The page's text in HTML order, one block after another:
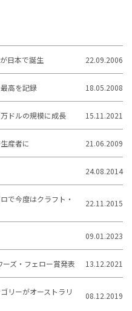
日本で誕生 22.09.2006
高を記録 18.05.2008
ドルの規模に成長 15.11.2021
産者に 21.06.2009
24.08.2014
で今度はクラフト・
22.11.2015
09.01.2023
ズ・フェロー賞発表 13.12.2021
リーがオーストラリ
08.12.2019